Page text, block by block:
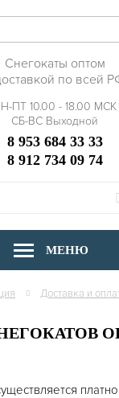
Снегокаты оптом
по всей
ПТ 10.00 - 18.00 МСК
СБ-ВС Выходной
8 953 684 33 33
8 912 734 09 74
МЕНЮ
Доставка и